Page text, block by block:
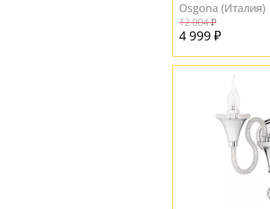
Osgona (Италия)
12 004 ₽
4 999 ₽